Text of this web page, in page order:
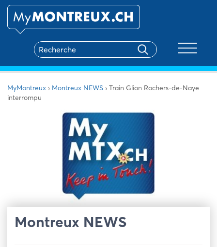
MyMontreux › Montreux NEWS › Train Glion Rochers-de-Naye
interrompu
Montreux NEWS